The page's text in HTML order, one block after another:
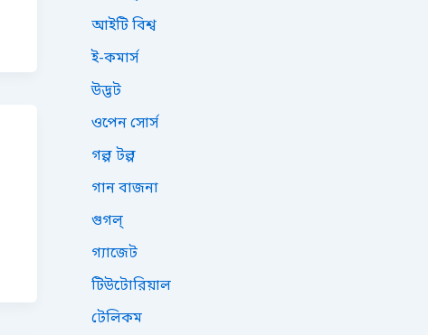
r
:
আইটি বিশ্ব
ই-কমার্স
উদ্ভট
ওপেন সোর্স
গল্প টল্প
গান বাজনা
গুগল্
গ্যাজেট
টিউটোরিয়াল
টেলিকম